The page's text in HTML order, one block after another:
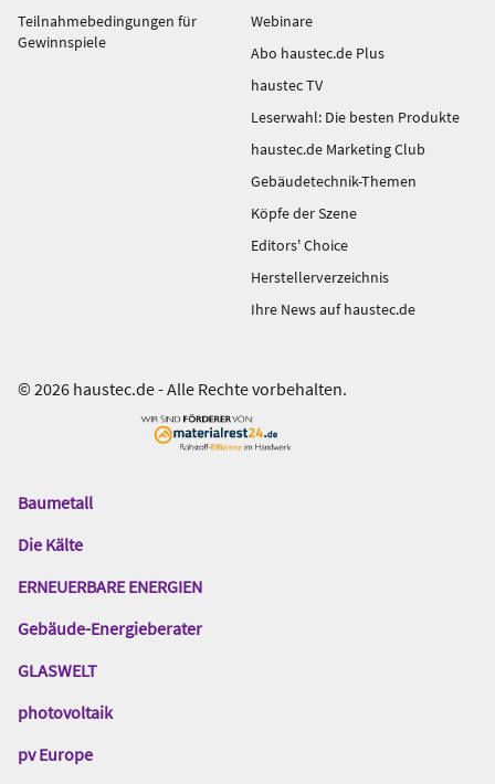
Teilnahmebedingungen für
Gewinnspiele
Webinare
Abo haustec.de Plus
haustec TV
Leserwahl: Die besten Produkte
haustec.de Marketing Club
Gebäudetechnik-Themen
Köpfe der Szene
Editors' Choice
Herstellerverzeichnis
Ihre News auf haustec.de
© 2026 haustec.de - Alle Rechte vorbehalten.
Das
Gentner
Baumetall
Die Kälte
ERNEUERBARE ENERGIEN
Gebäude-Energieberater
GLASWELT
photovoltaik
pv Europe